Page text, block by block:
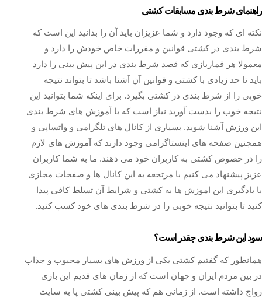
راهنمای شرط بندی مسابقات کشتی
نکته ای که وجود دارد و شما عزیزان باید آن را بدانید این است که
شرط بندی در کشتی قوانین و مقررات خاص خودش را دارد و
معمولا هر قماربازی که قصد شرط بندی در این پیش بینی را دارد
باید تا حد زیادی با کشتی و قوانین آن آشنا باشد تا بتواند نتیجه
خوبی را از شرط بندی در کشتی بگیرد. برای اینکه شما بتوانید این
نتیجه خوب را بدست آورید نیاز است که با آموزش های شرط بندی
این ورزش آشنا شوید. بسیاری از کانال های تلگرامی و واتساپی و
همچنین صفحه های اینستاگرامی وجود دارند که آموزش های لازم
را در خصوص کشتی به کاربران خود می دهند. ما به شما کاربران
عزیز پیشنهاد می کنیم با مرتجعه به این کانال ها و صفحات مجازی
با یادگیری این اموزش ها به کشتی و شرایط آن تسلط کافی پیدا
کنید تا بتوانید نتیجه خوبی را در شرط بندی های خود کسب کنید.
سود این شرط بندی چقدر است؟
همانطور که گفتیم کشتی یکی از ورزش های بسیار محبوب و جذاب
در بین مردم ایران و جهان است که از زمان های قدیم این بازی
رواج داشته است. از زمانی هم که پیش بینی کشتی پا به سایت